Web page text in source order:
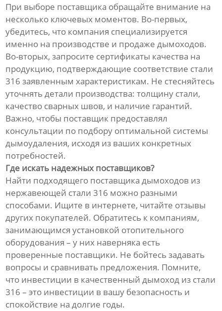
При выборе поставщика обращайте внимание на
несколько ключевых моментов. Во-первых,
убедитесь, что компания специализируется
именно на производстве и продаже дымоходов.
Во-вторых, запросите сертификаты качества на
продукцию, подтверждающие соответствие стали
316 заявленным характеристикам. Не стесняйтесь
уточнять детали производства: толщину стали,
качество сварных швов, и наличие гарантий.
Важно, чтобы поставщик предоставлял
консультации по подбору оптимальной системы
дымоудаления, исходя из ваших конкретных
потребностей.
Где искать надежных поставщиков?
Найти подходящего поставщика дымоходов из
нержавеющей стали 316 можно разными
способами. Ищите в интернете, читайте отзывы
других покупателей. Обратитесь к компаниям,
занимающимся установкой отопительного
оборудования – у них наверняка есть
проверенные поставщики. Не бойтесь задавать
вопросы и сравнивать предложения. Помните,
что инвестиции в качественный дымоход из стали
316 – это инвестиции в вашу безопасность и
спокойствие на долгие годы.